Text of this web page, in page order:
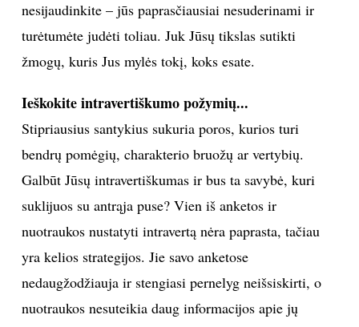
Jūs sutinkate su
taisyklėmis
nesijaudinkite – jūs paprasčiausiai nesuderinami ir
turėtumėte judėti toliau. Juk Jūsų tikslas sutikti
žmogų, kuris Jus mylės tokį, koks esate.
Ieškokite intravertiškumo požymių...
Stipriausius santykius sukuria poros, kurios turi
bendrų pomėgių, charakterio bruožų ar vertybių.
Galbūt Jūsų intravertiškumas ir bus ta savybė, kuri
suklijuos su antrąja puse? Vien iš anketos ir
nuotraukos nustatyti intravertą nėra paprasta, tačiau
yra kelios strategijos. Jie savo anketose
nedaugžodžiauja ir stengiasi pernelyg neišsiskirti, o
nuotraukos nesuteikia daug informacijos apie jų